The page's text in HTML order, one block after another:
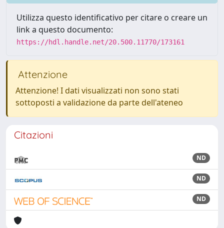
Utilizza questo identificativo per citare o creare un
link a questo documento:
https://hdl.handle.net/20.500.11770/173161
Attenzione
Attenzione! I dati visualizzati non sono stati
sottoposti a validazione da parte dell'ateneo
Citazioni
ND
ND
ND